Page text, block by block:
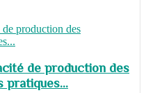
de production des
pratiques...